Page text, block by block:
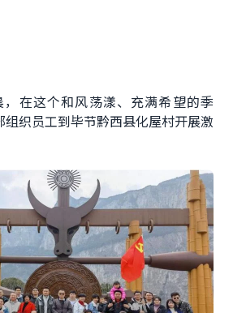
在这个和风荡漾、充满希望的季
织员工到毕节黔西县化屋村开展激